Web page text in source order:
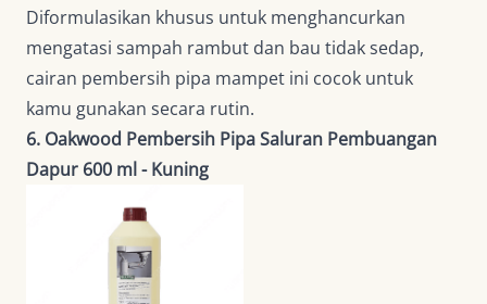
Diformulasikan khusus untuk menghancurkan
mengatasi sampah rambut dan bau tidak sedap,
cairan pembersih pipa mampet ini cocok untuk
kamu gunakan secara rutin.
6. Oakwood Pembersih Pipa Saluran Pembuangan
Dapur 600 ml - Kuning